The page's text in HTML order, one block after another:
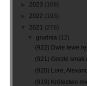
2023 (108)
2022 (193)
2021 (278)
▼grudnia (12)
(922) Dwie lewe
(921) Gorzki smak
(920) Lore,
(919) Królestwo